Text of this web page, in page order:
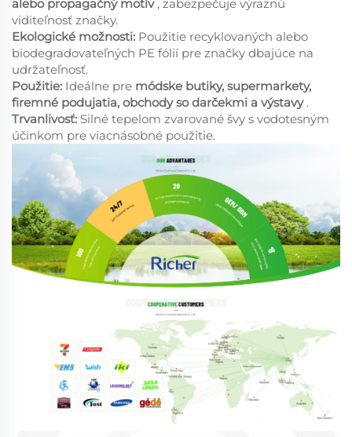
alebo propagačný motív , zabezpečuje výraznú
viditeľnosť značky.
Ekologické možnosti: Použitie recyklovaných alebo
biodegradovateľných PE fólií pre značky dbajúce na
udržateľnosť.
Použitie: Ideálne pre módske butiky, supermarkety,
firemné podujatia, obchody so darčekmi a výstavy .
Trvanlivosť: Silné tepelom zvarované švy s vodotesným
účinkom pre viacnásobné použitie.